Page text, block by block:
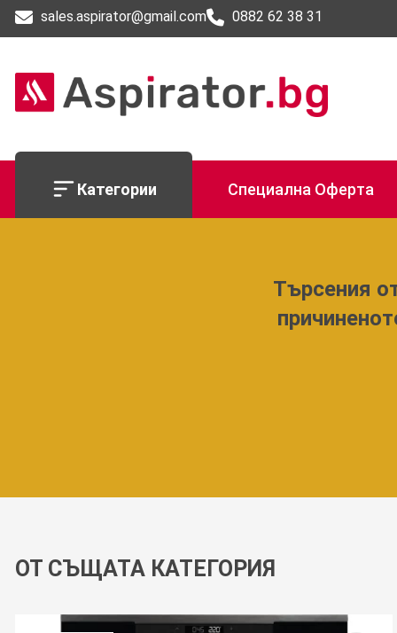
sales.aspirator@gmail.com 0882 62 38 31
Категории Специална Оферта
Търсения
ОТ СЪЩАТА КАТЕГОРИЯ